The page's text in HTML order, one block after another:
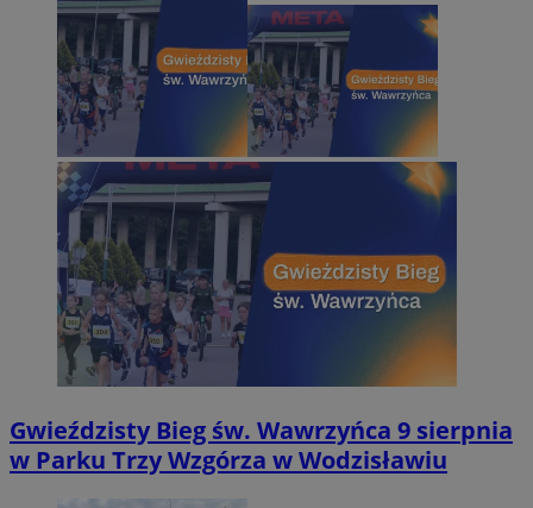
Gwieździsty Bieg św. Wawrzyńca 9 sierpnia
w Parku Trzy Wzgórza w Wodzisławiu